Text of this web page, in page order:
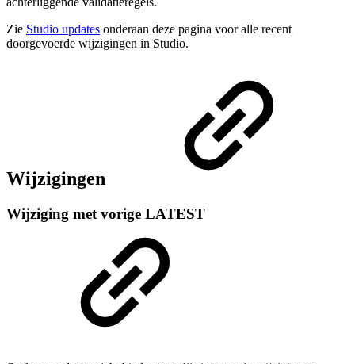
Zie Studio updates onderaan deze pagina voor alle recent
doorgevoerde wijzigingen in Studio.
Wijzigingen
Wijziging met vorige LATEST